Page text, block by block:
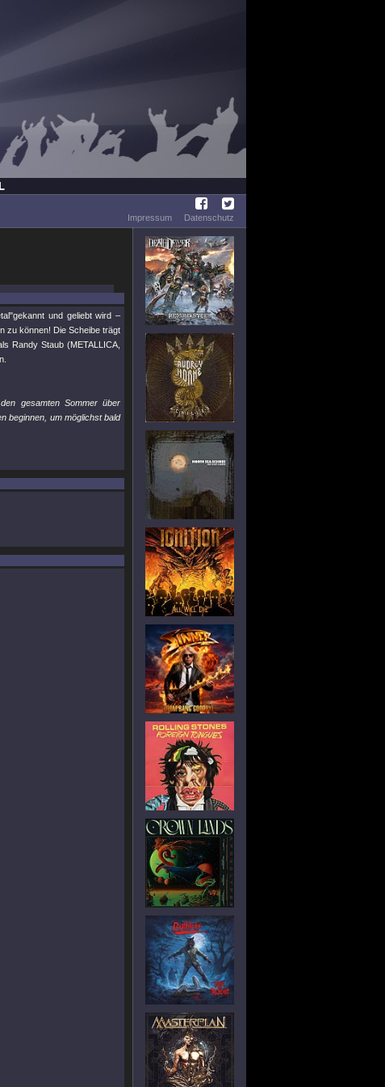
Impressum
Datenschutz
gekannt und geliebt wird –
zu können! Die Scheibe trägt
Randy Staub (METALLICA,
gesamten Sommer über
beginnen, um möglichst bald